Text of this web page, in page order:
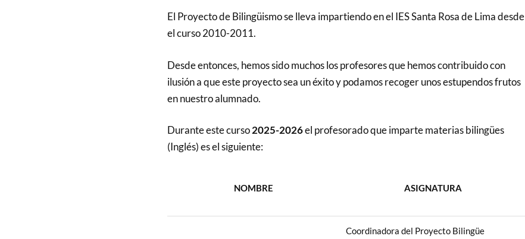
El Proyecto de Bilingüismo se lleva impartiendo en el IES Santa Rosa de Lima desde
el curso 2010-2011.
Desde entonces, hemos sido muchos los profesores que hemos contribuido con
ilusión a que este proyecto sea un éxito y podamos recoger unos estupendos frutos
en nuestro alumnado.
Durante este curso2025-2026el profesorado que imparte materias bilingües
(Inglés) es el siguiente:
NOMBRE ASIGNATURA
Coordinadora del Proyecto Bilingüe